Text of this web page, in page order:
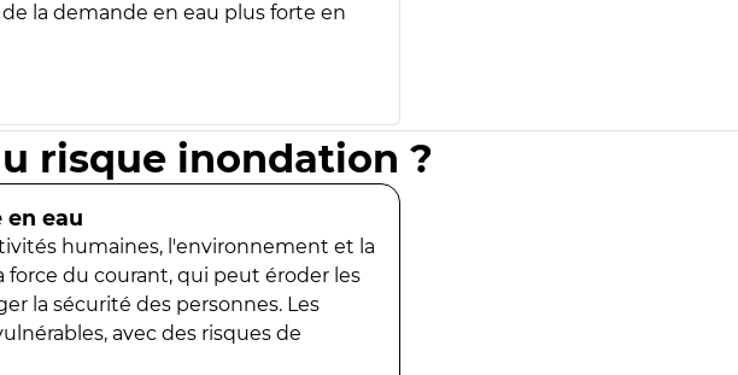
la demande en eau plus forte en
risque inondation ?
en eau
humaines, l'environnement et la
force du courant, qui peut éroder les
la sécurité des personnes. Les
avec des risques de